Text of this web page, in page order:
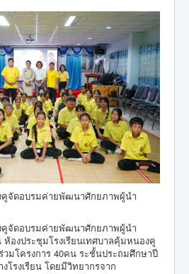
าสตร์
โรงเรียน
คูจัดอบรมค่ายพัฒนาศักยภาพผู้นำ
คูจัดอบรมค่ายพัฒนาศักยภาพผู้นำ
องประชุมโรงเรียนเทศบาลคุ้มหนองคู
วมโครงการ 40คน ระชั้นประถมศึกษาปี
โรงเรียน โดยมีวิทยากรจาก